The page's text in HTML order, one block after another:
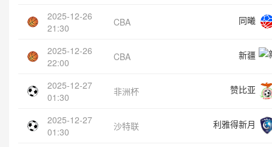
2025-12-26
21:30
CBA 同曦
2025-12-26
22:00
CBA 新疆
2025-12-27
01:30
非洲杯 赞比亚
2025-12-27
01:30
沙特联 利雅得新月